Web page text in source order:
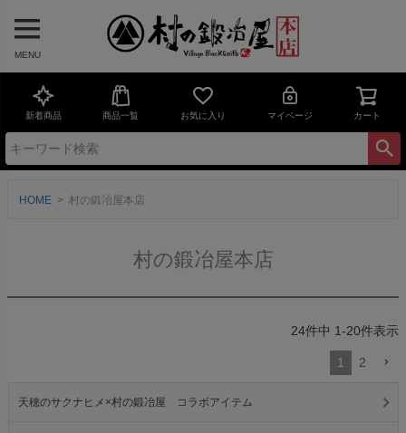
MENU
新着商品 商品一覧 お気に入り マイページ カート
HOME 村の鍛冶屋本店
村の鍛冶屋本店
24件中 1-20件表示
1 2
天穂のサクナヒメ×村の鍛冶屋 コラボアイテム